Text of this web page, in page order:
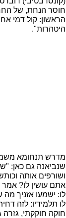
חוסר הנחת, של
הראשון: קול דמי
היטהרות".
שנביאנה גם כאן:
ושורפים אותה
אתם עושין לו? אמר
לו: ישמעו אזניך
לו תלמידיו: לזה
חוקה חוקקתי,